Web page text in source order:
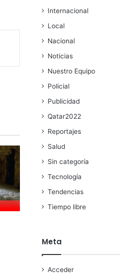
Internacional
Local
Nacional
Noticias
Nuestro Equipo
Policial
Publicidad
Qatar2022
Reportajes
Salud
Sin categoría
Tecnología
Tendencias
Tiempo libre
Meta
Acceder